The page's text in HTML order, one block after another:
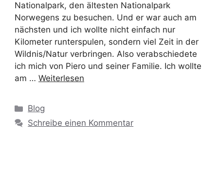
Nationalpark, den ältesten Nationalpark
Norwegens zu besuchen. Und er war auch am
nächsten und ich wollte nicht einfach nur
Kilometer runterspulen, sondern viel Zeit in der
Wildnis/Natur verbringen. Also verabschiedete
ich mich von Piero und seiner Familie. Ich wollte
am … Weiterlesen
Blog
Schreibe einen Kommentar